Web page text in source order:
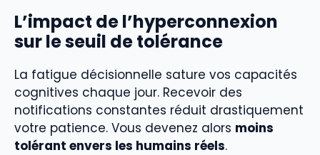
L’impact de l’hyperconnexion
sur le seuil de tolérance
La fatigue décisionnelle sature vos capacités
cognitives chaque jour. Recevoir des
notifications constantes réduit drastiquement
votre patience. Vous devenez alors moins
tolérant envers les humains réels.